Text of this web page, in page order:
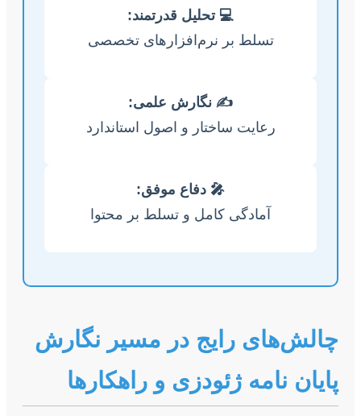
💻 تحلیل قدرتمند:
تسلط بر نرم‌افزارهای تخصصی
✍️ نگارش علمی:
رعایت ساختار و اصول استاندارد
🎤 دفاع موفق:
آمادگی کامل و تسلط بر محتوا
چالش‌های رایج در مسیر نگارش
پایان نامه ژئودزی و راهکارها